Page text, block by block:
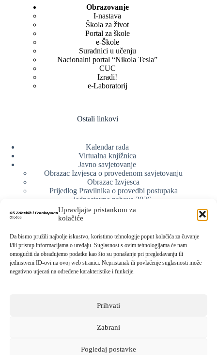
Upravljajte pristankom za
kolačiće
Da bismo pružili najbolje iskustvo, koristimo tehnologije poput kolačića za čuvanje
i/ili pristup informacijama o uređaju. Suglasnost s ovim tehnologijama će nam
omogućiti da obrađujemo podatke kao što su ponašanje pri pregledavanju ili
jedinstveni ID-ovi na ovoj web stranici. Nepristanak ili povlačenje suglasnosti može
negativno utjecati na određene karakteristike i funkcije.
Prihvati
Zabrani
Pogledaj postavke
Obrazovanje
I-nastava
Škola za život
Portal za škole
e-Škole
Suradnici u učenju
Nacionalni portal “Nikola Tesla”
CUC
Izradi!
e-Laboratorij
Ostali linkovi
Kalendar rada
Virtualna knjižnica
Javno savjetovanje
Obrazac Izvjesca o provedenom savjetovanju
Obrazac Izvjesca
Prijedlog Pravilnika o provedbi postupaka
jednostavne nabave 2026.
Obrazlozenje uz prijedlog Pravilnika o provedbi
postupka jednostavne nabave
Web arhiva
Politika o zaštiti privatnosti
Kralja Zvonimira 15, 53220 Otočac
053 771-019
Sva prava pridržana © 2026 -Osnovna škola Zrinskih i